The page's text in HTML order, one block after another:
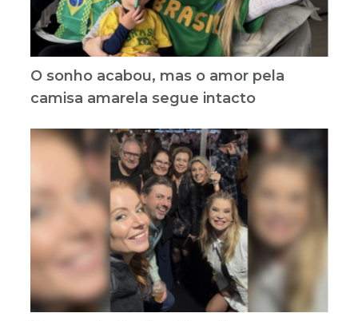
O sonho acabou, mas o amor pela
camisa amarela segue intacto